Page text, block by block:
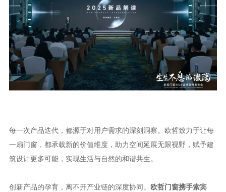
每一次产品迭代，都源于对用户需求的深刻洞察。欧哲致力于让每
一扇门窗，都承载新的价值维度，助力空间延展无限视野，赋予建
筑设计更多可能，实现生活与自然的和谐共生。
创新产品的孕育，离不开产业链的深度协同。 欧哲门窗携手索宾